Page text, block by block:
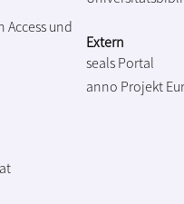
und
Extern
seals Portal
anno Projekt